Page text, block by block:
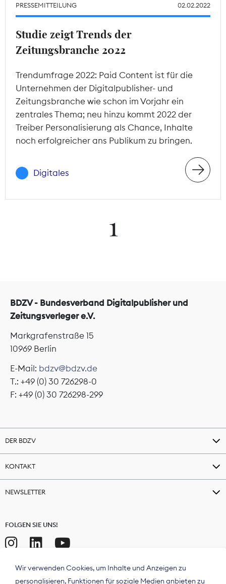
Mitgliederbereich
PRESSEMITTEILUNG 02.02.2022
Studie zeigt Trends der
Zeitungsbranche 2022
Trendumfrage 2022: Paid Content ist für die
Unternehmen der Digitalpublisher- und
Zeitungsbranche wie schon im Vorjahr ein
zentrales Thema; neu hinzu kommt 2022 der
Treiber Personalisierung als Chance, Inhalte
noch erfolgreicher ans Publikum zu bringen.
Digitales
1
BDZV - Bundesverband Digitalpublisher und
Zeitungsverleger e.V.
Markgrafenstraße 15
10969 Berlin
E-Mail: bdzv@bdzv.de
T.: +49 (0) 30 726298-0
F: +49 (0) 30 726298-299
DER BDZV
KONTAKT
NEWSLETTER
FOLGEN SIE UNS!
Wir verwenden Cookies, um Inhalte und Anzeigen zu
personalisieren, Funktionen für soziale Medien anbieten zu